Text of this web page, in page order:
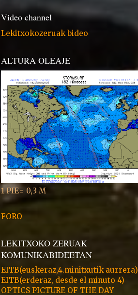
Video channel
Lekitxokozeruak bideo
ALTURA OLEAJE
1 PIE= 0,3 M
FORO
LEKITXOKO ZERUAK
KOMUNIKABIDEETAN
EITB(euskeraz,4.minitxutik aurrera)
EITB(erderaz, desde el minuto 4)
OPTICS PICTURE OF THE DAY